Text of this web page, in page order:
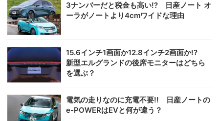
3ナンバーだと税金も高い!? 日産ノート オ
ーラがノートより4cmワイドな理由
15.6インチ1画面か12.8インチ2画面か!?
新型エルグランドの後席モニターはどちら
を選ぶ？
電気の走りなのに充電不要!! 日産ノートの
e-POWERはEVと何が違う？